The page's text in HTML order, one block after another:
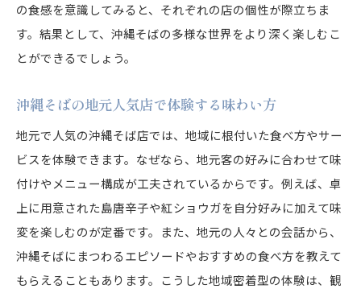
の食感を意識してみると、それぞれの店の個性が際立ちま
す。結果として、沖縄そばの多様な世界をより深く楽しむこ
とができるでしょう。
沖縄そばの地元人気店で体験する味わい方
地元で人気の沖縄そば店では、地域に根付いた食べ方やサー
ビスを体験できます。なぜなら、地元客の好みに合わせて味
付けやメニュー構成が工夫されているからです。例えば、卓
上に用意された島唐辛子や紅ショウガを自分好みに加えて味
変を楽しむのが定番です。また、地元の人々との会話から、
沖縄そばにまつわるエピソードやおすすめの食べ方を教えて
もらえることもあります。こうした地域密着型の体験は、観